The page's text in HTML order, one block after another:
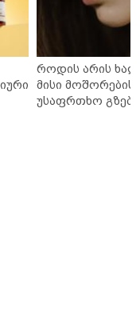
როდის არის
მისი მოშორების
უსაფრთხო გზები